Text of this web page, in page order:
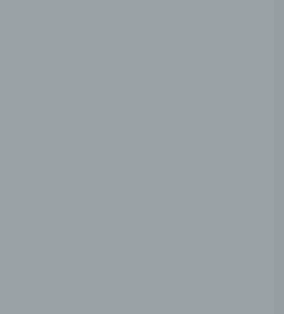
einen
ebenfalls
Verantwortlichen
auf der Internetseite des
Provider (ISP) der
der Registrierung
nur so der Missbrauch